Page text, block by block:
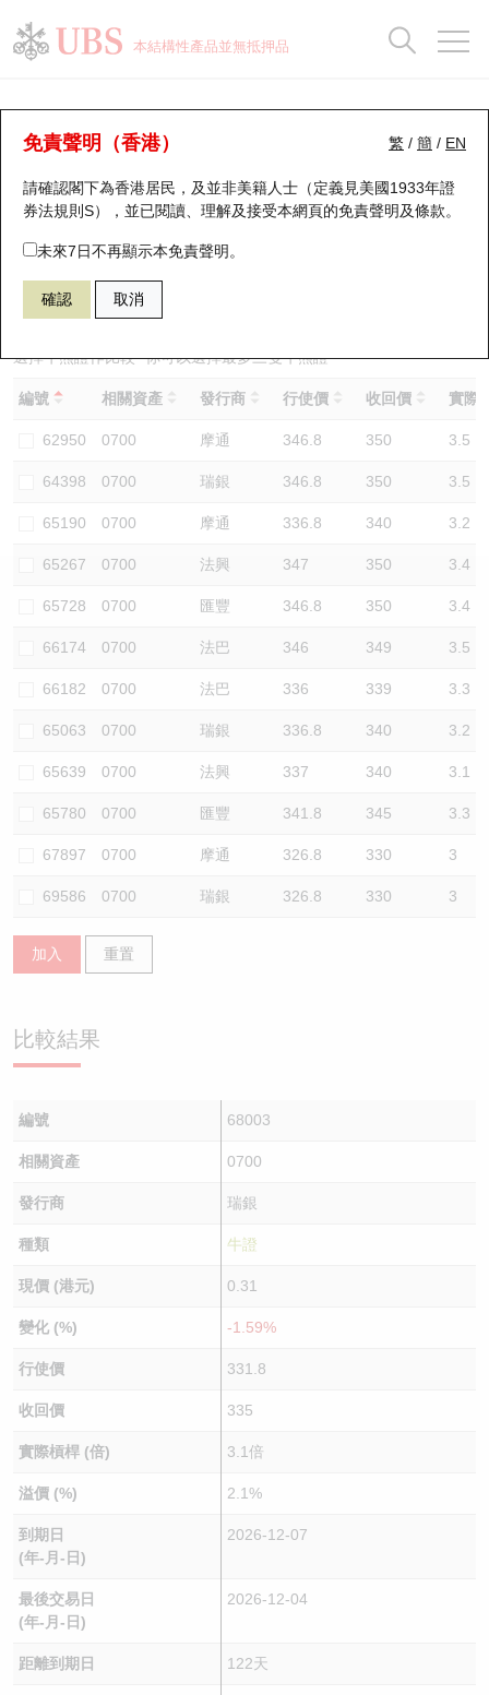
本結構性產品並無抵押品
繁 / 簡 / EN
免責聲明（香港）
請確認閣下為香港居民，及並非美籍人士（定義見美國1933年證
券法規則S），並已閱讀、理解及接受本網頁的免責聲明及條款。
未來7日不再顯示本免責聲明。
確認 取消
牛熊證分析儀
表現 街貨統計 比較
68003 瑞銀牛證 0700 騰訊控股
選擇牛熊證作比較 *你可以選擇最多三隻牛熊證
編號 相關資產 發行商 行使價 收回價 實際
62950 0700 摩通 346.8 350 3.5
64398 0700 瑞銀 346.8 350 3.5
65190 0700 摩通 336.8 340 3.2
65267 0700 法興 347 350 3.4
65728 0700 匯豐 346.8 350 3.4
66174 0700 法巴 346 349 3.5
66182 0700 法巴 336 339 3.3
65063 0700 瑞銀 336.8 340 3.2
65639 0700 法興 337 340 3.1
65780 0700 匯豐 341.8 345 3.3
67897 0700 摩通 326.8 330 3
69586 0700 瑞銀 326.8 330 3
加入 重置
比較結果
編號 68003
相關資產 0700
發行商 瑞銀
種類 牛證
現價 (港元) 0.31
變化 (%) -1.59%
行使價 331.8
收回價 335
實際槓桿 (倍) 3.1倍
溢價 (%) 2.1%
到期日
(年-月-日)
2026-12-07
最後交易日
(年-月-日)
2026-12-04
距離到期日 122天
瑞銀認股證一覽
新發行瑞銀認股證
即將到期認股證
認股證到期結算價查詢
認股證分析儀
認股證速算機
認股證/牛熊證日誌
認股證文件及公告
街貨統計
比較
牛熊全景快搜
牛熊證搜尋
牛熊證街貨分佈圖
正股牛熊證列表
新發行瑞銀牛熊證
已收回牛熊證剩餘價值
牛熊證到期結算價查詢
牛熊證分析儀
牛熊證文件及公告
牛熊證文件及公告 (瑞信)
街貨統計
比較
十大升幅/跌幅
十大認股證成交分佈
十天股證佔大市成交
資金流
街貨統計
三十大平均引伸波幅
正股分析儀
二十大活躍股份
恒指成份股
國指成份股
科指成份股
相關資產沽空
中資ETFs溢價比較
AH 股價對照
ADR
收市競價變化
持股比重
顯示所有持股比重
每月輪證大市專題
輪證專欄
講座及教育短片
認股證投資者教育
牛熊證投資者教育
認股證牛熊證常問問題